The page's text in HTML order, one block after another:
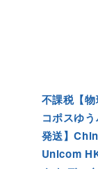
不課税【
コポスゆ
発送】
Unicom